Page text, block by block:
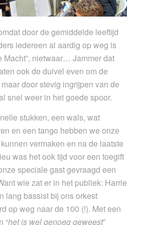
door de gemiddelde leeftijd
iedereen al aardig op weg is
Macht”, nietwaar… Jammer dat
ook de duivel even om de
door stevig ingrijpen van de
snel weer in het goede spoor.
stukken, een wals, wat
en een tango hebben we onze
vermaken en na de laatste
was het ook tijd voor een toegift
speciale gast gevraagd een
wie zat er in het publiek: Harrie
lang bassist bij ons orkest
op weg naar de 100 (!). Met een
“het is wel genoeg geweest”